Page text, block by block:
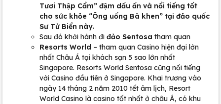
Tươi Thập Cẩm” đậm dấu ấn và nổi tiếng tốt
cho sức khỏe “Ông uống Bà khen” tại đảo quốc
Sư Tử Biển này.
Sau đó khởi hành đi đảo Sentosa tham quan
Resorts World – tham quan Casino hiện đại lớn
nhất Châu Á tại khách sạn 5 sao lớn nhất
Singapore. Resorts World Sentosa cũng nổi tiếng
với Casino đầu tiên ở Singapore. Khai trương vào
ngày 14 tháng 2 năm 2010 tết âm lịch, Resort
World Casino là casino tốt nhất ở châu Á, có khu